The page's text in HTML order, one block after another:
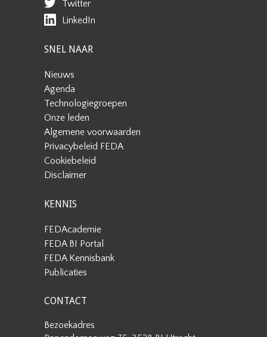
Twitter
LinkedIn
SNEL NAAR
Nieuws
Agenda
Technologiegroepen
Onze leden
Algemene voorwaarden
Privacybeleid FEDA
Cookiebeleid
Disclaimer
KENNIS
FEDAcademie
FEDA BI Portal
FEDA Kennisbank
Publicaties
CONTACT
Bezoekadres